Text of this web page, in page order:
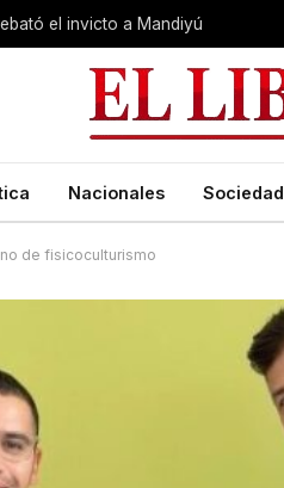
el invicto a Mandiyú
Nacionales Sociedad
de fisicoculturismo